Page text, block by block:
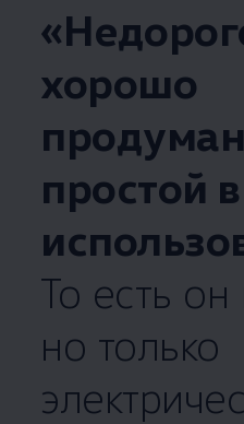
хорошо
простой в
То есть он
но только